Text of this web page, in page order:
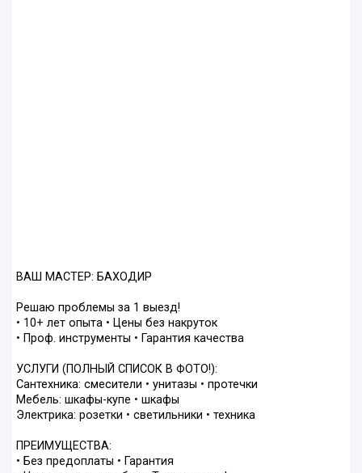
ВАШ МАСТЕР: БАХОДИР
Решаю проблемы за 1 выезд!
• 10+ лет опыта • Цены без накруток
• Проф. инструменты • Гарантия качества
УСЛУГИ (ПОЛНЫЙ СПИСОК В ФОТО!):
Сантехника: смесители • унитазы • протечки
Мебель: шкафы-купе • шкафы
Электрика: розетки • светильники • техника
ПРЕИМУЩЕСТВА:
• Без предоплаты • Гарантия